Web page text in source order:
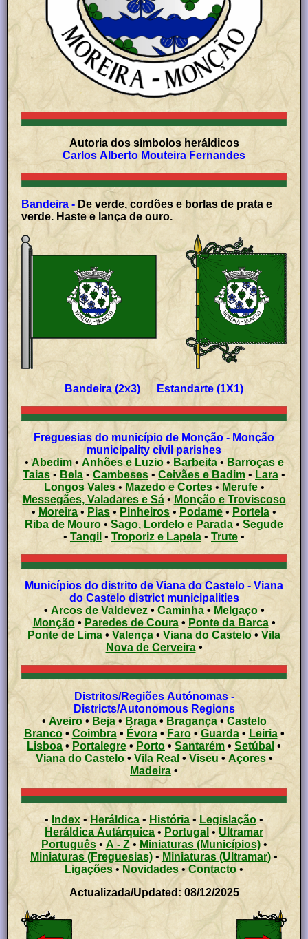
Autoria dos símbolos heráldicos
Carlos Alberto Mouteira Fernandes
Bandeira - De verde, cordões e borlas de prata e
verde. Haste e lança de ouro.
Bandeira (2x3) Estandarte (1X1)
Freguesias do município de Monção - Monção
municipality civil parishes
•Abedim• Anhões e Luzio• Barbeita• Barroças e
Taias• Bela•Cambeses • Ceivães e Badim • Lara •
Longos Vales• Mazedo e Cortes•Merufe•
Messegães, Valadares e Sá• Monção e Troviscoso
•Moreira • Pias • Pinheiros • Podame • Portela•
Riba de Mouro • Sago, Lordelo e Parada • Segude
• Tangil • Troporiz e Lapela • Trute •
Municípios do distrito de Viana do Castelo - Viana
do Castelo district municipalities
• Arcos de Valdevez• Caminha• Melgaço•
Monção• Paredes de Coura• Ponte da Barca•
Ponte de Lima • Valença • Viana do Castelo • Vila
Nova de Cerveira•
Distritos/Regiões Autónomas -
Districts/Autonomous Regions
• Aveiro• Beja•Braga• Bragança• Castelo
Branco• Coimbra• Évora• Faro•Guarda• Leiria•
Lisboa • Portalegre•Porto• Santarém • Setúbal •
Viana do Castelo• Vila Real •Viseu • Açores •
Madeira •
• Index • Heráldica • História • Legislação •
Heráldica Autárquica • Portugal • Ultramar
Português• A - Z• Miniaturas (Municípios)•
Miniaturas (Freguesias) • Miniaturas (Ultramar)•
Ligações•Novidades •Contacto •
Actualizada/Updated: 08/12/2025